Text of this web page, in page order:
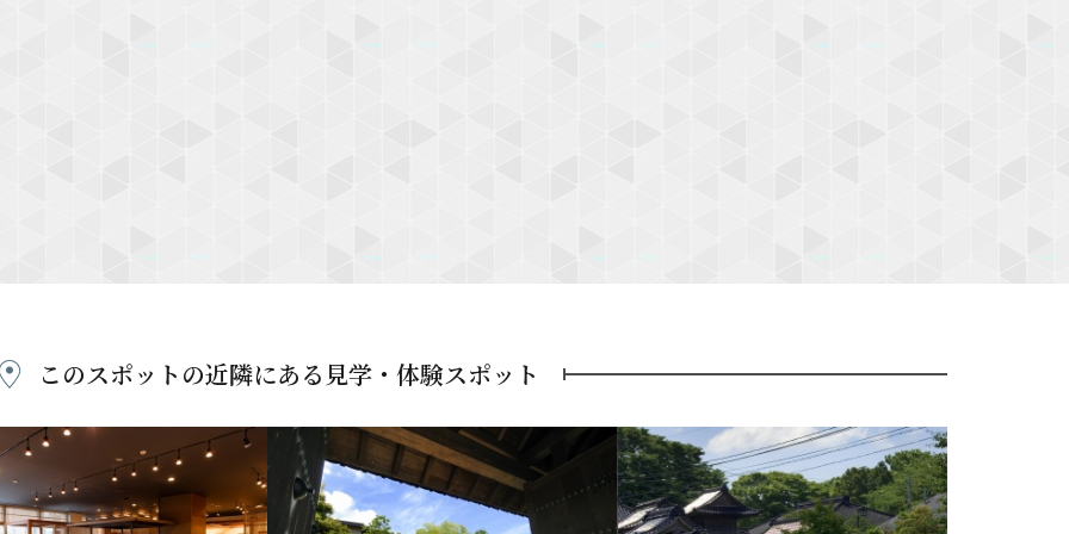
このスポットの近隣にある 見学・体験スポット
N
e